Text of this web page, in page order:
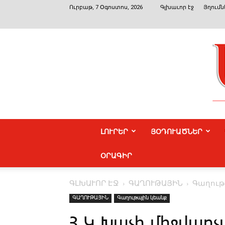
Ուրբաթ, 7 Օգոստոս, 2026 Գլխաւոր էջ
ԼՈՒՐԵՐ ՅՕԴՈՒԱԾՆԵՐ
ՕՐԱԳԻՐ
ԳԼԽԱՒՈՐ ԷՋ ԳԱՂՈՒԹԱՅԻՆ
ԳԱՂՈՒԹԱՅԻՆ Գաղութային կեանք